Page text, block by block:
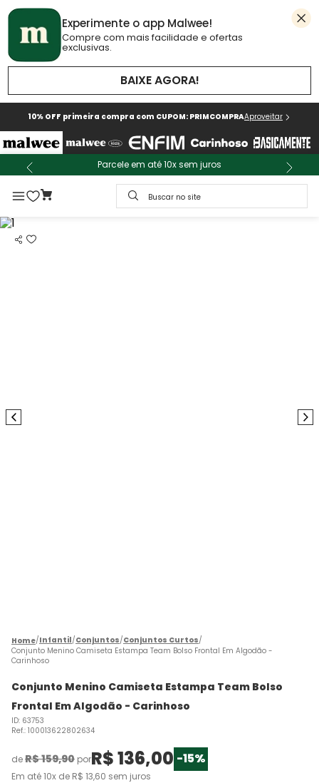
Experimente o app Malwee!
Compre com mais facilidade e ofertas
exclusivas.
BAIXE AGORA!
10% OFF primeira compra com CUPOM: PRIMCOMPRAAproveitar
Parcele em até 10x sem juros
Buscar no site
Infantil Conjuntos Conjuntos Curtos
Conjunto Menino Camiseta Estampa Team Bolso Frontal Em Algodão -
Carinhoso
Conjunto Menino Camiseta Estampa Team Bolso
Frontal Em Algodão - Carinhoso
ID: 63753
Ref.: 100013622802634
deR$159,90 porR$136,00 -15%
Em até10x de R$ 13,60 sem juros